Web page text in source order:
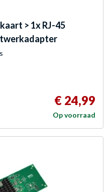
> 1x RJ-45
€ 24,99
Op voorraad